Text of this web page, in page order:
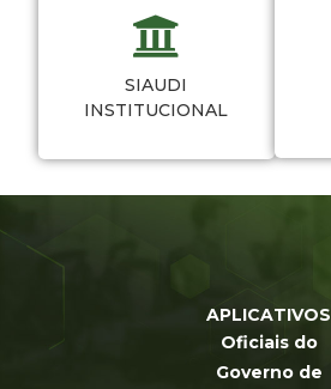
SIAUDI
INSTITUCIONAL
APLICATIVOS
Oficiais do
Governo de